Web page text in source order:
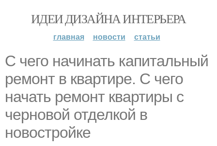
ИДЕИ ДИЗАЙНА ИНТЕРЬЕРА
главная новости статьи
С чего начинать капитальный
ремонт в квартире. С чего
начать ремонт квартиры с
черновой отделкой в
новостройке